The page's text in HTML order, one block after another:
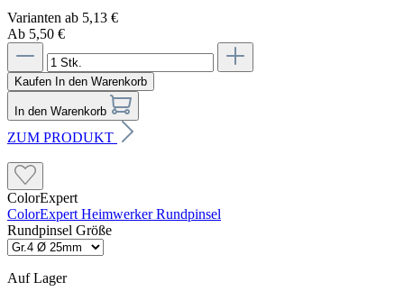
Varianten ab 5,13 €
Ab 5,50 €
Kaufen In den Warenkorb
In den Warenkorb
ZUM PRODUKT
ColorExpert
ColorExpert Heimwerker Rundpinsel
Rundpinsel Größe
Auf Lager